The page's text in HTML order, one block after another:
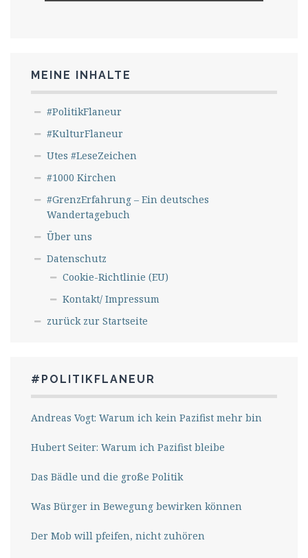
MEINE INHALTE
#PolitikFlaneur
#KulturFlaneur
Utes #LeseZeichen
#1000 Kirchen
#GrenzErfahrung – Ein deutsches
Wandertagebuch
Über uns
Datenschutz
Cookie-Richtlinie (EU)
Kontakt/ Impressum
zurück zur Startseite
#POLITIKFLANEUR
Andreas Vogt: Warum ich kein Pazifist mehr bin
Hubert Seiter: Warum ich Pazifist bleibe
Das Bädle und die große Politik
Was Bürger in Bewegung bewirken können
Der Mob will pfeifen, nicht zuhören